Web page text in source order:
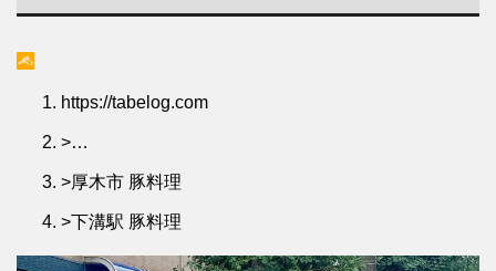
https://tabelog.com
>…
>厚木市 豚料理
>下溝駅 豚料理